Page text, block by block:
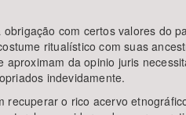
com certos valores do
ritualístico com suas
da opinio juris
indevidamente.
o rico acervo